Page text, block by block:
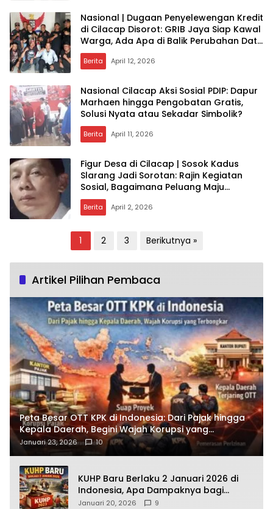
Nasional | Dugaan Penyelewengan Kredit
di Cilacap Disorot: GRIB Jaya Siap Kawal
Warga, Ada Apa di Balik Perubahan Data
Debitur?
Berita April 12, 2026
Nasional Cilacap Aksi Sosial PDIP: Dapur
Marhaen hingga Pengobatan Gratis,
Solusi Nyata atau Sekadar Simbolik?
Berita April 11, 2026
Figur Desa di Cilacap | Sosok Kadus
Slarang Jadi Sorotan: Rajin Kegiatan
Sosial, Bagaimana Peluang Maju
Pilkades?
Berita April 2, 2026
pos
1 2 3 Berikutnya »
Artikel Pilihan Pembaca
Peta Besar OTT KPK di Indonesia: Dari Pajak hingga
Kepala Daerah, Begini Wajah Korupsi yang
Terbongkar
Januari 23, 2026 10
KUHP Baru Berlaku 2 Januari 2026 di
Indonesia, Apa Dampaknya bagi
Kehidupan Warga? Ini Aturan Kunci
Januari 20, 2026 9